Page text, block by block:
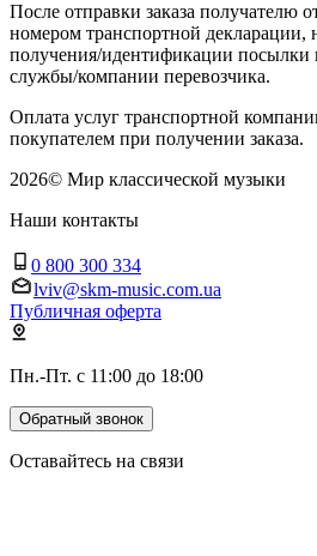
После отправки заказа получателю
номером транспортной декларации,
получения/идентификации посылки
службы/компании перевозчика.
Оплата услуг транспортной
покупателем при получении заказа.
2026© Мир классической музыки
Наши контакты
0 800 300 334
lviv@skm-music.com.ua
Публичная оферта
Пн.-Пт. с 11:00 до 18:00
Обратный звонок
Оставайтесь на связи